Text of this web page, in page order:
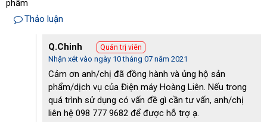
Máy được sử dụng đa năng tại nhiều đơn vị
Máy chà sàn đơn
model IPC SD 17-400 hoạt động với 2 chức
năng chính là làm sạch và đánh bóng sàn nhà. Máy hoạt động
hiệu quả trên nhiều chất liệu sàn. Bên cạnh đó người dùng cũng
có thể sử dụng đầu chải phù hợp để chà, giặt thảm.
phẩm
Thảo luận
Q.Chinh Quản trị viên
Nhận xét vào ngày 10 tháng 07 năm 2021
Cảm ơn anh/chị đã đồng hành và ủng hộ sản
phẩm/dịch vụ của Điện máy Hoàng Liên. Nếu trong
quá trình sử dụng có vấn đề gì cần tư vấn, anh/chị
liên hệ 098 777 9682 để được hỗ trợ ạ.